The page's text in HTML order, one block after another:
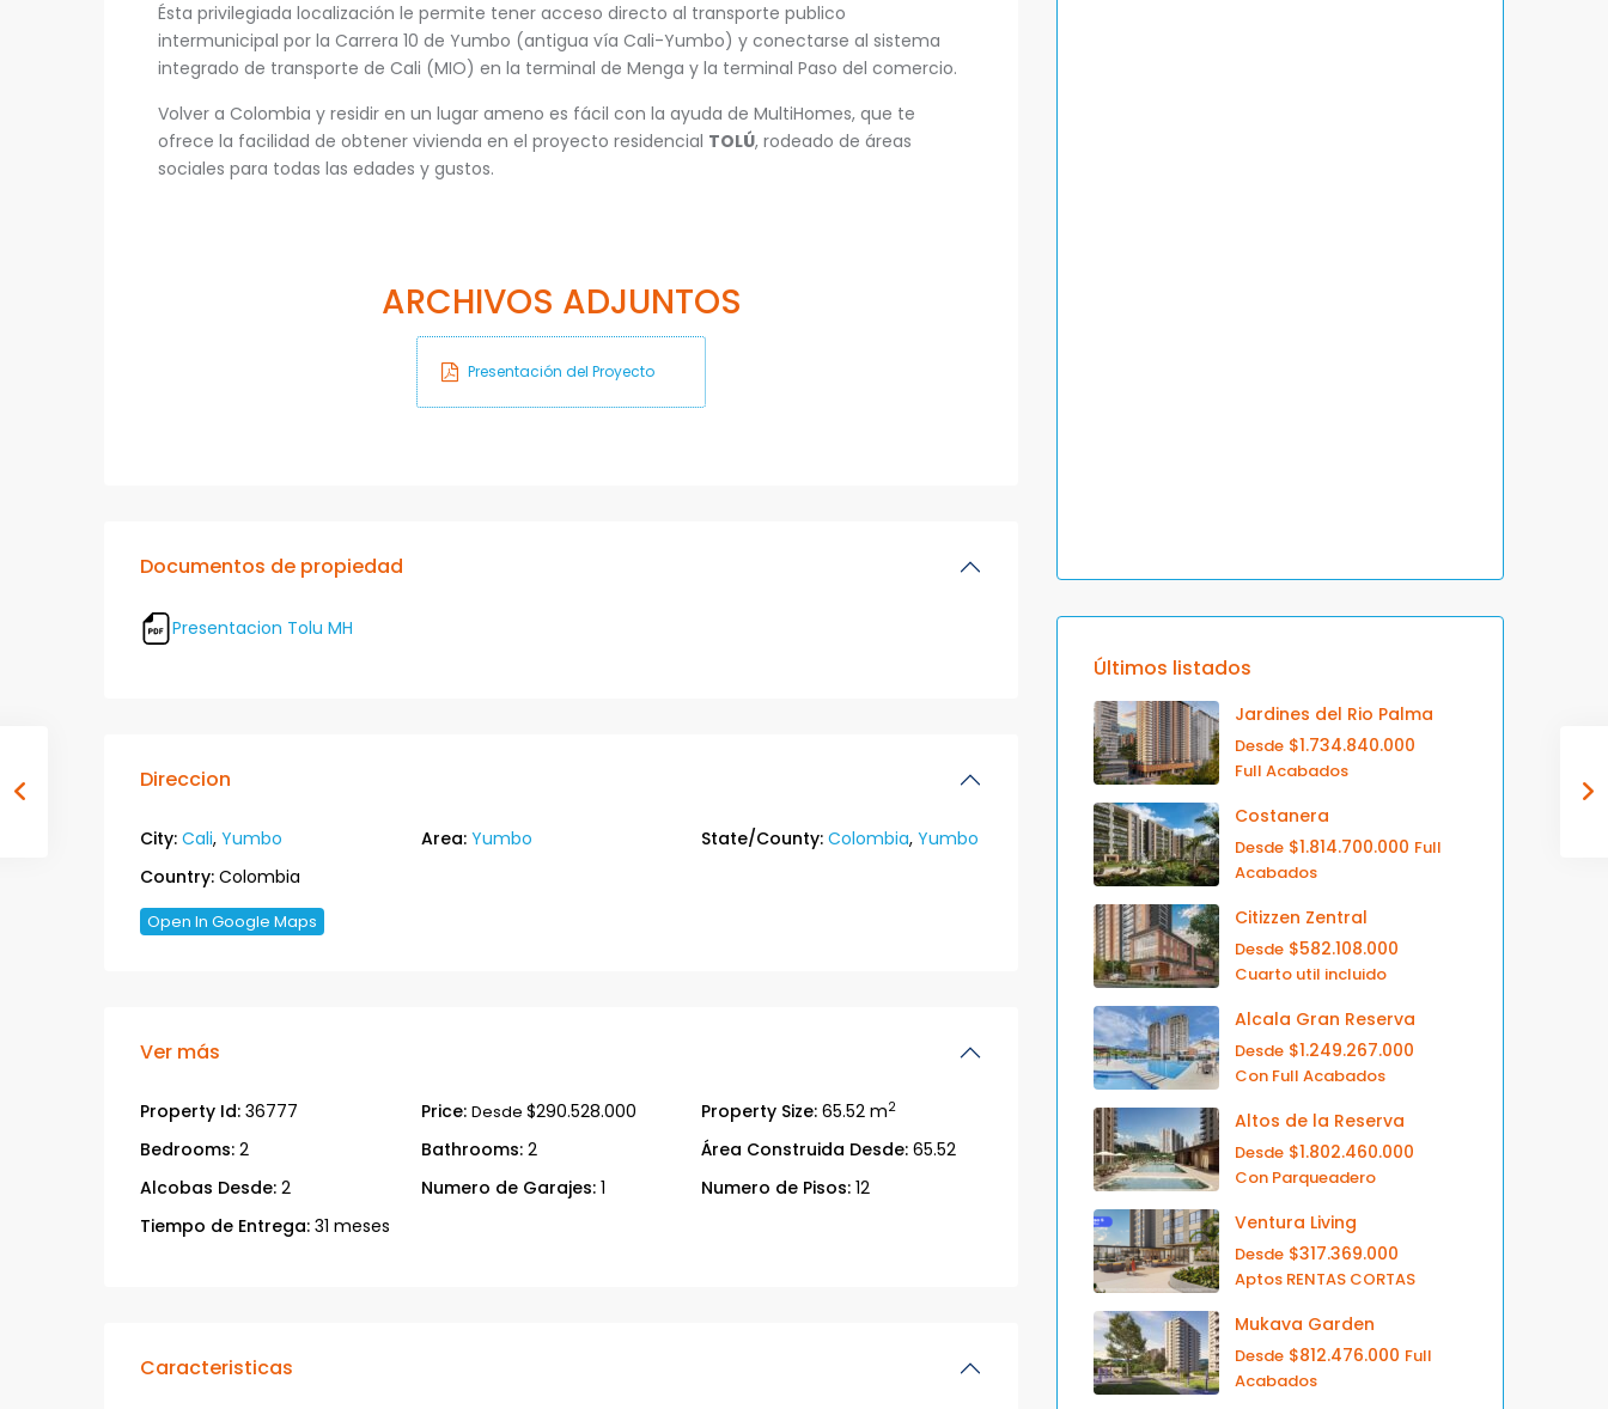
Ésta privilegiada localización le permite tener acceso directo al transporte publico
intermunicipal por la Carrera 10 de Yumbo (antigua vía Cali-Yumbo) y conectarse al sistema
integrado de transporte de Cali (MIO) en la terminal de Menga y la terminal Paso del comercio.
Volver a Colombia y residir en un lugar ameno es fácil con la ayuda de MultiHomes, que te
ofrece la facilidad de obtener vivienda en el proyecto residencial TOLÚ, rodeado de áreas
sociales para todas las edades y gustos.
ARCHIVOS ADJUNTOS
Presentación del Proyecto
Documentos de propiedad
Presentacion Tolu MH
Direccion
City: Cali, Yumbo Area: Yumbo State/County: Colombia,Yumbo
Country: Colombia
Open In Google Maps
Ver más
Property Id: 36777 Price: Desde $290.528.000 Property Size: 65.52 m2
Bedrooms: 2 Bathrooms:2 Área Construida Desde: 65.52
Alcobas Desde: 2 Numero de Garajes:1 Numero de Pisos: 12
Tiempo de Entrega: 31 meses
Caracteristicas
Últimos listados
Jardines del Rio Palma
Desde $1.734.840.000
Full Acabados
Costanera
Desde $1.814.700.000 Full
Acabados
Citizzen Zentral
Desde $582.108.000
Cuarto util incluido
Alcala Gran Reserva
Desde $1.249.267.000
Con Full Acabados
Altos de la Reserva
Desde $1.802.460.000
Con Parqueadero
Ventura Living
Desde $317.369.000
Aptos RENTAS CORTAS
Mukava Garden
Desde $812.476.000 Full
Acabados